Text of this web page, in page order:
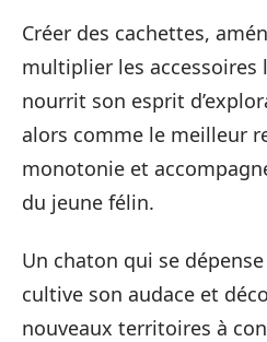
Créer des cachettes,
multiplier les accessoires
nourrit son esprit
alors comme le meilleur
monotonie et
du jeune félin.
Un chaton qui se
cultive son audace et
nouveaux territoires à